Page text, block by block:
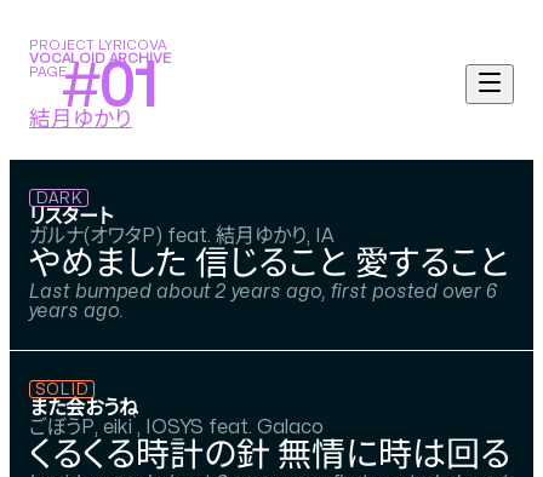
PROJECT LYRICOVA
VOCALOID ARCHIVE
PAGE#01
結月ゆかり
リスタート
ガルナ(オワタP) feat. 結月ゆかり, IA
DARK
やめました 信じること 愛すること
Last bumped about 2 years ago, first posted over 6
years ago.
また会おうね
ごぼうP, eiki`, IOSYS feat. Galaco
SOLID
くるくる時計の針 無情に時は回る